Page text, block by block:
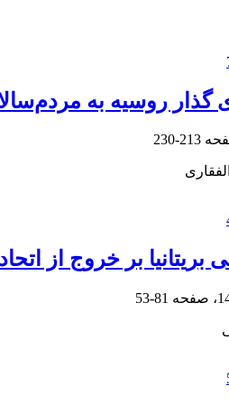
گذار روسیه به
213-230
بر خروج از
81-53